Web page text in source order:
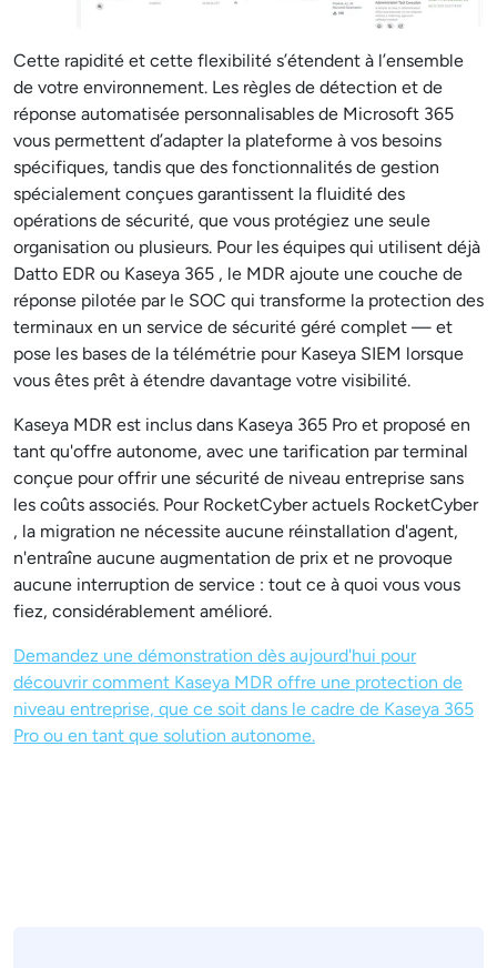
Cette rapidité et cette flexibilité s’étendent à l’ensemble
de votre environnement. Les règles de détection et de
réponse automatisée personnalisables de Microsoft 365
vous permettent d’adapter la plateforme à vos besoins
spécifiques, tandis que des fonctionnalités de gestion
spécialement conçues garantissent la fluidité des
opérations de sécurité, que vous protégiez une seule
organisation ou plusieurs. Pour les équipes qui utilisent déjà
Datto EDR ou Kaseya 365 , le MDR ajoute une couche de
réponse pilotée par le SOC qui transforme la protection des
terminaux en un service de sécurité géré complet — et
pose les bases de la télémétrie pour Kaseya SIEM lorsque
vous êtes prêt à étendre davantage votre visibilité.
Kaseya MDR est inclus dans Kaseya 365 Pro et proposé en
tant qu'offre autonome, avec une tarification par terminal
conçue pour offrir une sécurité de niveau entreprise sans
les coûts associés. Pour RocketCyber actuels RocketCyber
, la migration ne nécessite aucune réinstallation d'agent,
n'entraîne aucune augmentation de prix et ne provoque
aucune interruption de service : tout ce à quoi vous vous
fiez, considérablement amélioré.
Demandez une démonstration dès aujourd'hui pour
découvrir comment Kaseya MDR offre une protection de
niveau entreprise, que ce soit dans le cadre de Kaseya 365
Pro ou en tant que solution autonome.